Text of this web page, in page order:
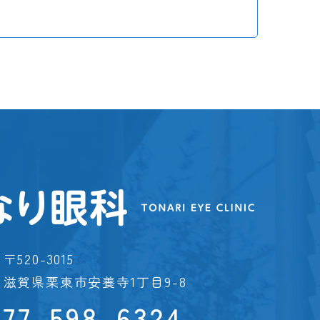
〒520-3015
滋賀県栗東市安養寺1丁目9-8